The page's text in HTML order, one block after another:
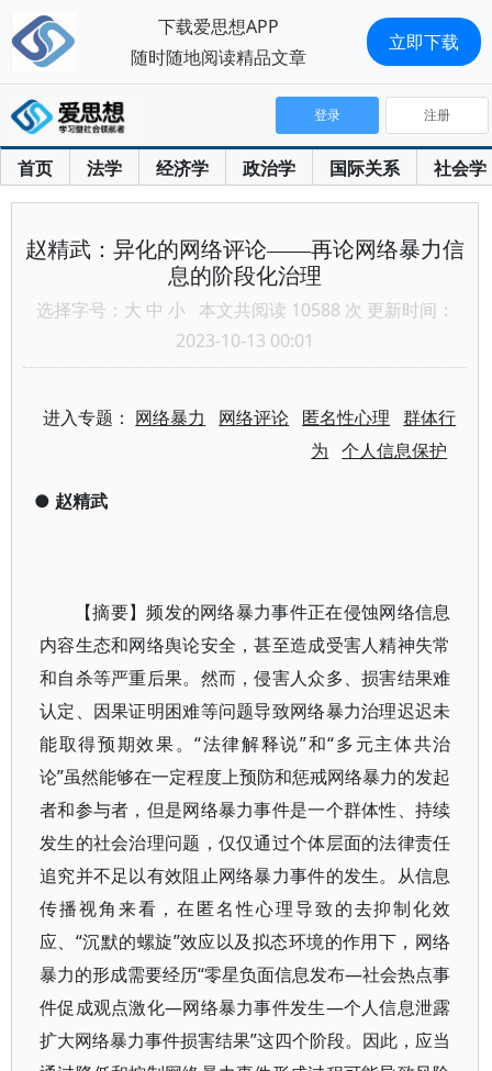
首页 法学 经济学 政治学 国际关系 社会学
登录 注册
赵精武：异化的网络评论——再论网络暴力信
息的阶段化治理
选择字号： 大 中 小 本文共阅读 10588 次 更新时间：
2023-10-13 00:01
进入专题： 网络暴力 网络评论 匿名性心理
群体行
为
个人信息保护
● 赵精武
【摘要】频发的网络暴力事件正在侵蚀网络信息
内容生态和网络舆论安全，甚至造成受害人精神失常
和自杀等严重后果。然而，侵害人众多、损害结果难
认定、因果证明困难等问题导致网络暴力治理迟迟未
能取得预期效果。“法律解释说”和“多元主体共治
论”虽然能够在一定程度上预防和惩戒网络暴力的发起
者和参与者，但是网络暴力事件是一个群体性、持续
发生的社会治理问题，仅仅通过个体层面的法律责任
追究并不足以有效阻止网络暴力事件的发生。从信息
传播视角来看，在匿名性心理导致的去抑制化效
应、“沉默的螺旋”效应以及拟态环境的作用下，网络
暴力的形成需要经历“零星负面信息发布—社会热点事
件促成观点激化—网络暴力事件发生—个人信息泄露
扩大网络暴力事件损害结果”这四个阶段。因此，应当
下载爱思想APP
随时随地阅读精品文章
立即下载